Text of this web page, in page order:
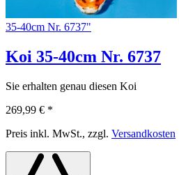
35-40cm Nr. 6737"
Koi 35-40cm Nr. 6737
Sie erhalten genau diesen Koi
269,99 € *
Preis inkl. MwSt., zzgl. Versandkosten